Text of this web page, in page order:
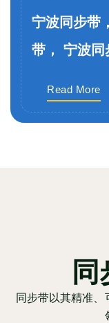
宁波同步带
带， 宁波同
Read More
同步带以其精准